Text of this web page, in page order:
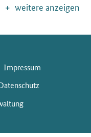
weitere anzeigen
Impressum